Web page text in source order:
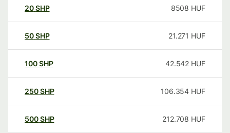
20SHP 8508 HUF
50SHP 21.271 HUF
100SHP 42.542 HUF
250SHP 106.354 HUF
500SHP 212.708 HUF